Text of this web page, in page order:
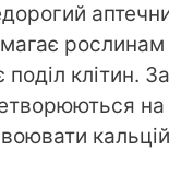
поділ клітин.
на